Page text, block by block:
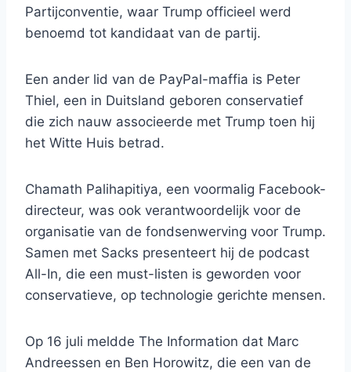
Partijconventie, waar Trump officieel werd
benoemd tot kandidaat van de partij.
Een ander lid van de PayPal-maffia is Peter
Thiel, een in Duitsland geboren conservatief
die zich nauw associeerde met Trump toen hij
het Witte Huis betrad.
Chamath Palihapitiya, een voormalig Facebook-
directeur, was ook verantwoordelijk voor de
organisatie van de fondsenwerving voor Trump.
Samen met Sacks presenteert hij de podcast
All-In, die een must-listen is geworden voor
conservatieve, op technologie gerichte mensen.
Op 16 juli meldde The Information dat Marc
Andreessen en Ben Horowitz, die een van de